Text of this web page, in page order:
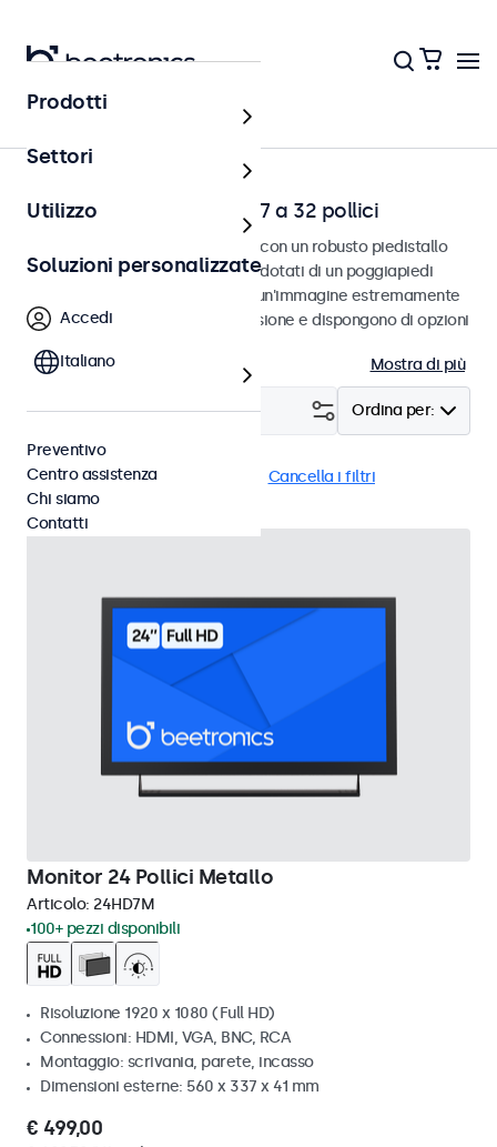
Home
Monitor da scrivania da 7 a 32 pollici
Monitor da scrivania progettati con un robusto piedistallo
regolabile. Questi monitor sono dotati di un poggiapiedi
compatto e stabile, forniscono un'immagine estremamente
nitida con un ampio angolo di visione e dispongono di opzioni
Mostra di più
Ordina per:
Filtro (1)
Scrivania Monitor 24 pollici Cancella i filtri
Monitor 24 Pollici Metallo
Articolo: 24HD7M
100+ pezzi disponibili
Risoluzione 1920 x 1080 (Full HD)
Connessioni: HDMI, VGA, BNC, RCA
Montaggio: scrivania, parete, incasso
Dimensioni esterne: 560 x 337 x 41 mm
€ 499,00
Prodotti
Settori
Utilizzo
Soluzioni personalizzate
Accedi
Italiano
Preventivo
Centro assistenza
Chi siamo
Contatti